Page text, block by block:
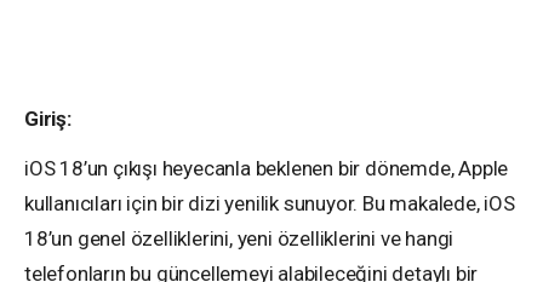
Giriş:
iOS 18’un çıkışı heyecanla beklenen bir dönemde, Apple
kullanıcıları için bir dizi yenilik sunuyor. Bu makalede, iOS
18’un genel özelliklerini, yeni özelliklerini ve hangi
telefonların bu güncellemeyi alabileceğini detaylı bir